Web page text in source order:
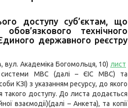
доступу суб’єктам, що
технічного
державного реєстру
вул. Академіка Богомольця, 10) лист
системи МВС (далі – ЄІС МВС) та
КЗІ) з указанням ресурсу, до якого
доступу. До листа додається
взаємодії)(далі – Анкета), та копії